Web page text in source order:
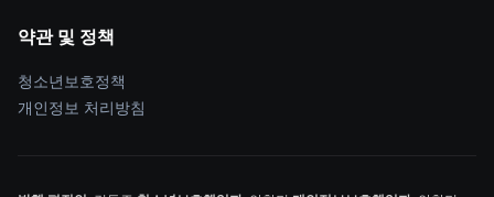
약관 및 정책
청소년보호정책
개인정보 처리방침